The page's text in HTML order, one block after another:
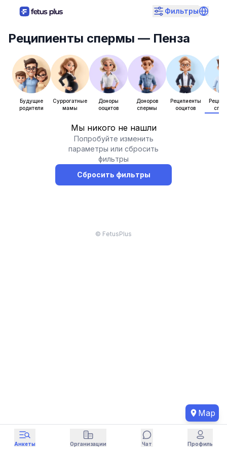
Фильтры
Реципиенты спермы — Пенза
Будущие
родители
Суррогатные
мамы
Доноры
ооцитов
Доноров
спермы
Реципиенты
ооцитов
Мы никого не нашли
Попробуйте изменить
параметры или сбросить
фильтры
Сбросить фильтры
© FetusPlus
Map
Анкеты Организации Чат Профиль